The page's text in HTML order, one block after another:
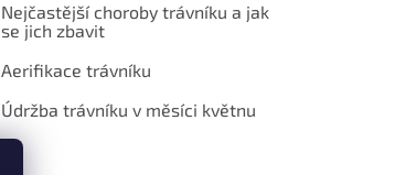
Nejčastější choroby trávníku a jak
se jich zbavit
Aerifikace trávníku
Údržba trávníku v měsíci květnu